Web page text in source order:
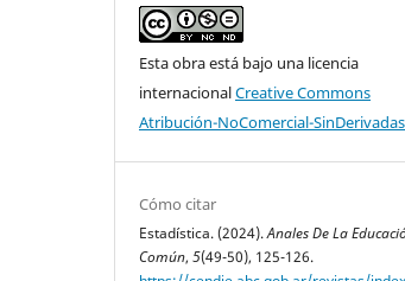
Esta obra está bajo una licencia
internacionalCreative Commons
Atribución-NoComercial-
Cómo citar
Estadística. (2024).Anales De La
Común, 5(49-50), 125-126.